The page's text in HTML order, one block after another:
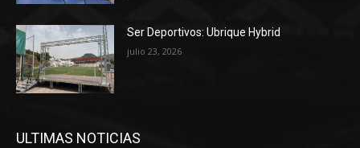
Ser Deportivos: Ubrique Hybrid
julio 23, 2026
ULTIMAS NOTICIAS